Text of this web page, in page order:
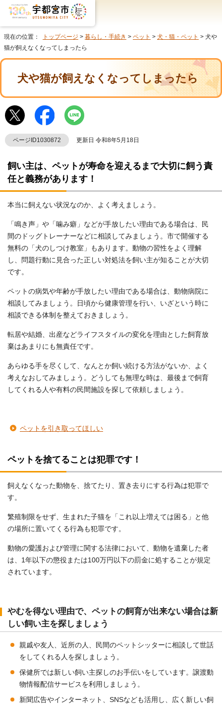
現在の位置： トップページ > 暮らし・手続き > ペット > 犬・猫・ペット > 犬や
猫が飼えなくなってしまったら
犬や猫が飼えなくなってしまったら
ページID1030872 更新日 令和8年5月18日
飼い主は、ペットが寿命を迎えるまで大切に飼う責
任と義務があります！
本当に飼えない状況なのか、よく考えましょう。
「鳴き声」や「噛み癖」などが手放したい理由である場合は、民
間のドッグトレーナーなどに相談してみましょう。市で開催する
無料の「犬のしつけ教室」もあります。動物の習性をよく理解
し、問題行動に見合った正しい対処法を飼い主が知ることが大切
です。
ペットの病気や年齢が手放したい理由である場合は、動物病院に
相談してみましょう。日頃から健康管理を行い、いざという時に
相談できる体制を整えておきましょう。
転居や結婚、出産などライフスタイルの変化を理由とした飼育放
棄はあまりにも無責任です。
あらゆる手を尽くして、なんとか飼い続ける方法がないか、よく
考えなおしてみましょう。どうしても無理な時は、最後まで飼育
してくれる人や有料の民間施設を探して依頼しましょう。
ペットを引き取ってほしい
ペットを捨てることは犯罪です！
飼えなくなった動物を、捨てたり、置き去りにする行為は犯罪で
す。
繁殖制限をせず、生まれた子猫を「これ以上増えては困る」と他
の場所に置いてくる行為も犯罪です。
動物の愛護および管理に関する法律において、動物を遺棄した者
は、1年以下の懲役または100万円以下の罰金に処することが規定
されています。
やむを得ない理由で、ペットの飼育が出来ない場合は新
しい飼い主を探しましょう
親戚や友人、近所の人、民間のペットシッターに相談して世話
をしてくれる人を探しましょう。
保健所では新しい飼い主探しのお手伝いをしています。譲渡動
物情報配信サービスを利用しましょう。
新聞広告やインターネット、SNSなども活用し、広く新しい飼